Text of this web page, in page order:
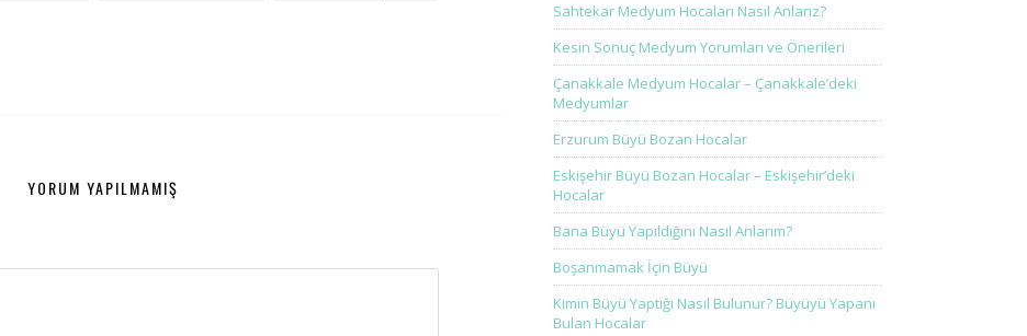
YORUM YAPILMAMIŞ
Sahtekar Medyum Hocaları Nasıl Anlarız?
Kesin Sonuç Medyum Yorumları ve Önerileri
Çanakkale Medyum Hocalar – Çanakkale’deki
Medyumlar
Erzurum Büyü Bozan Hocalar
Eskişehir Büyü Bozan Hocalar – Eskişehir’deki
Hocalar
Bana Büyü Yapıldığını Nasıl Anlarım?
Boşanmamak İçin Büyü
Kimin Büyü Yaptığı Nasıl Bulunur? Büyüyü Yapanı
Bulan Hocalar